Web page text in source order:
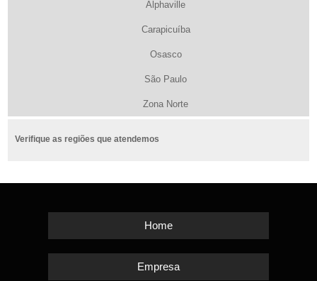
Alphaville
Carapicuíba
Osasco
São Paulo
Zona Norte
Verifique as regiões que atendemos
Home
Empresa